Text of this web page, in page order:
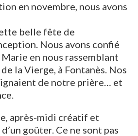
en novembre, nous avons
belle fête de
Nous avons confié
en nous rassemblant
la Vierge, à Fontanès. Nos
de notre prière… et
après-midi créatif et
goûter. Ce ne sont pas